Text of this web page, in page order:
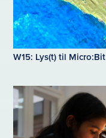
W15: Lys(t) til Micro:Bit